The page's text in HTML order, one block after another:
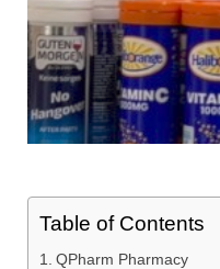
Table of Contents
QPharm Pharmacy